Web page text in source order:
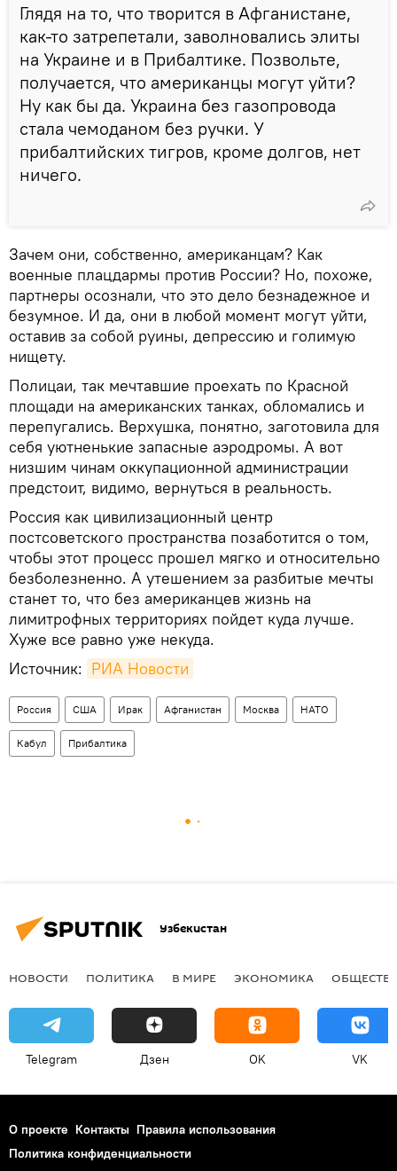
Глядя на то, что творится в Афганистане,
как-то затрепетали, заволновались элиты
на Украине и в Прибалтике. Позвольте,
получается, что американцы могут уйти?
Ну как бы да. Украина без газопровода
стала чемоданом без ручки. У
прибалтийских тигров, кроме долгов, нет
ничего.
Зачем они, собственно, американцам? Как
военные плацдармы против России? Но, похоже,
партнеры осознали, что это дело безнадежное и
безумное. И да, они в любой момент могут уйти,
оставив за собой руины, депрессию и голимую
нищету.
Полицаи, так мечтавшие проехать по Красной
площади на американских танках, обломались и
перепугались. Верхушка, понятно, заготовила для
себя уютненькие запасные аэродромы. А вот
низшим чинам оккупационной администрации
предстоит, видимо, вернуться в реальность.
Россия как цивилизационный центр
постсоветского пространства позаботится о том,
чтобы этот процесс прошел мягко и относительно
безболезненно. А утешением за разбитые мечты
станет то, что без американцев жизнь на
лимитрофных территориях пойдет куда лучше.
Хуже все равно уже некуда.
Источник: РИА Новости
Россия США Ирак Афганистан Москва НАТО
Кабул Прибалтика
Узбекистан
НОВОСТИ ПОЛИТИКА В МИРЕ ЭКОНОМИКА
Telegram Дзен OK VK
О проекте Контакты Правила использования
Политика конфиденциальности